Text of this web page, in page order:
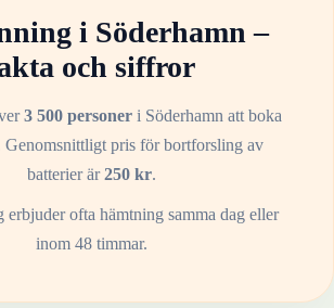
i Söderhamn–
och siffror
3 500 personer i Söderhamn att boka
Genomsnittligt pris för bortforsling av
batterierär250kr.
erbjuder ofta hämtning samma dag eller
inom 48 timmar.